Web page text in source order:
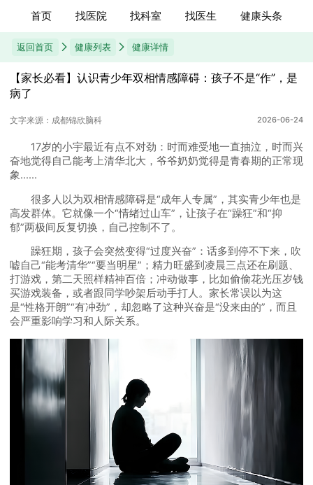
首页 找医院 找科室 找医生 健康头条
返回首页 健康列表 健康详情
【家长必看】认识青少年双相情感障碍：孩子不是“作”，是
病了
文字来源：成都锦欣脑科 2026-06-24
17岁的小宇最近有点不对劲：时而难受地一直抽泣，时而兴
奋地觉得自己能考上清华北大，爷爷奶奶觉得是青春期的正常现
象......
很多人以为双相情感障碍是“成年人专属”，其实青少年也是
高发群体。它就像一个“情绪过山车”，让孩子在“躁狂”和“抑
郁”两极间反复切换，自己控制不了。
躁狂期，孩子会突然变得“过度兴奋”：话多到停不下来，吹
嘘自己“能考清华”“要当明星”；精力旺盛到凌晨三点还在刷题、
打游戏，第二天照样精神百倍；冲动做事，比如偷偷花光压岁钱
买游戏装备，或者跟同学吵架后动手打人。家长常误以为这
是“性格开朗”“有冲劲”，却忽略了这种兴奋是“没来由的”，而且
会严重影响学习和人际关系。